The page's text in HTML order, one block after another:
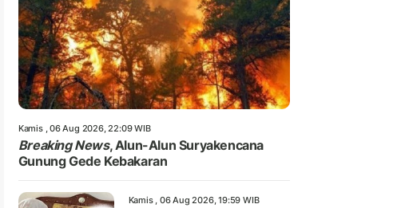
Kamis , 06 Aug 2026, 22:09 WIB
Breaking News, Alun-Alun Suryakencana
Gunung Gede Kebakaran
Kamis , 06 Aug 2026, 19:59 WIB